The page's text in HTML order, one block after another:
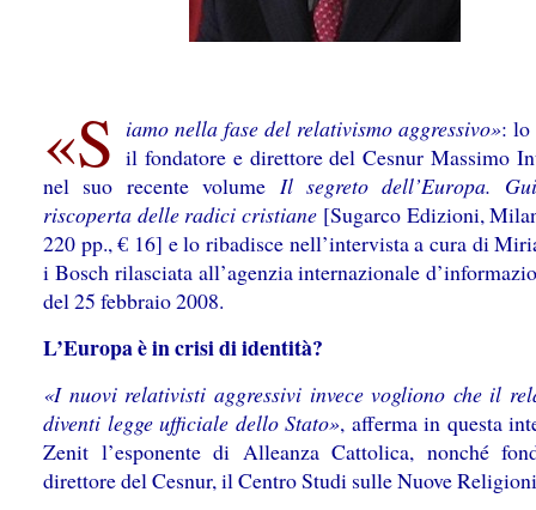
«S iamo nella fase del relativismo aggressivo»: lo
il fondatore e direttore del Cesnur Massimo
nel suo recente volume Il segreto dell’Europa.
riscoperta delle radici cristiane [Sugarco Edizioni,
220 pp., € 16] e lo ribadisce nell’intervista a cura di
i Bosch rilasciata all’agenzia internazionale
del 25 febbraio 2008.
L’Europa è in crisi di identità?
«I nuovi relativisti aggressivi invece vogliono che il
diventi legge ufficiale dello Stato», afferma in questa
Zenit l’esponente di Alleanza Cattolica, nonché
direttore del Cesnur, il Centro Studi sulle Nuove